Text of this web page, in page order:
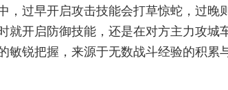
，过早开启攻击技能会打草惊蛇，过晚
就开启防御技能，还是在对方主力攻城
敏锐把握，来源于无数战斗经验的积累